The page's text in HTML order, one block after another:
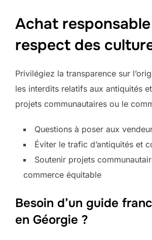
Achat
respect des
Privilégiez la transparence sur
les interdits relatifs aux antiquités
projets communautaires ou le
Questions à poser aux
Éviter le trafic d’antiquités et
Soutenir projets
commerce équitable
Besoin d’un guide
en Géorgie ?